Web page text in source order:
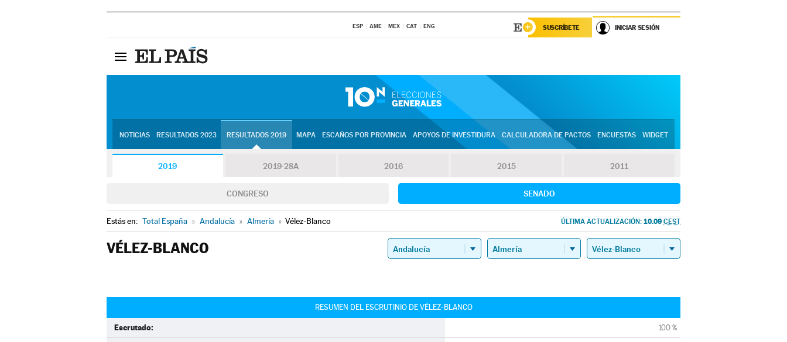
ESP AME MEX CAT ENG SUSCRÍBETE INICIAR SESIÓN
NOTICIAS RESULTADOS 2023 RESULTADOS 2019 MAPA ESCAÑOS POR PROVINCIA APOYOS DE INVESTIDURA CALCULADORA DE PACTOS ENCUESTAS WIDGET
2019 2019-28A 2016 2015 2011
CONGRESO SENADO
Estás en: Total España » Andalucía » Almería » Vélez-Blanco ÚLTIMA ACTUALIZACIÓN: 10.09 CEST
VÉLEZ-BLANCO
RESUMEN DEL ESCRUTINIO DE VÉLEZ-BLANCO
Escrutado: 100 %